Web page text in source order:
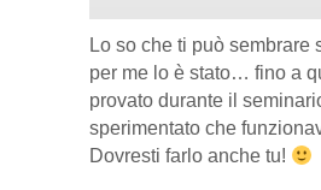
Lo so che ti può sembrare
per me lo è stato… fino a
provato durante il
sperimentato che
Dovresti farlo anche tu!